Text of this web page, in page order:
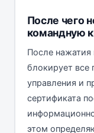
После чего
командную
После нажатия
блокирует все
управления и
сертификата
этом